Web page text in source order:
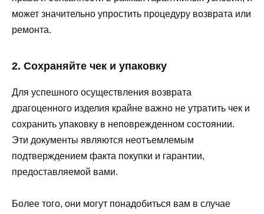
может значительно упростить процедуру возврата или
ремонта.
2. Сохраняйте чек и упаковку
Для успешного осуществления возврата
драгоценного изделия крайне важно не утратить чек и
сохранить упаковку в неповрежденном состоянии.
Эти документы являются неотъемлемым
подтверждением факта покупки и гарантии,
предоставляемой вами.
Более того, они могут понадобиться вам в случае